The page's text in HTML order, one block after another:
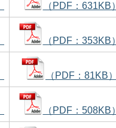
（PDF：631KB）
（PDF：353KB）
（PDF：81KB）
（PDF：508KB）